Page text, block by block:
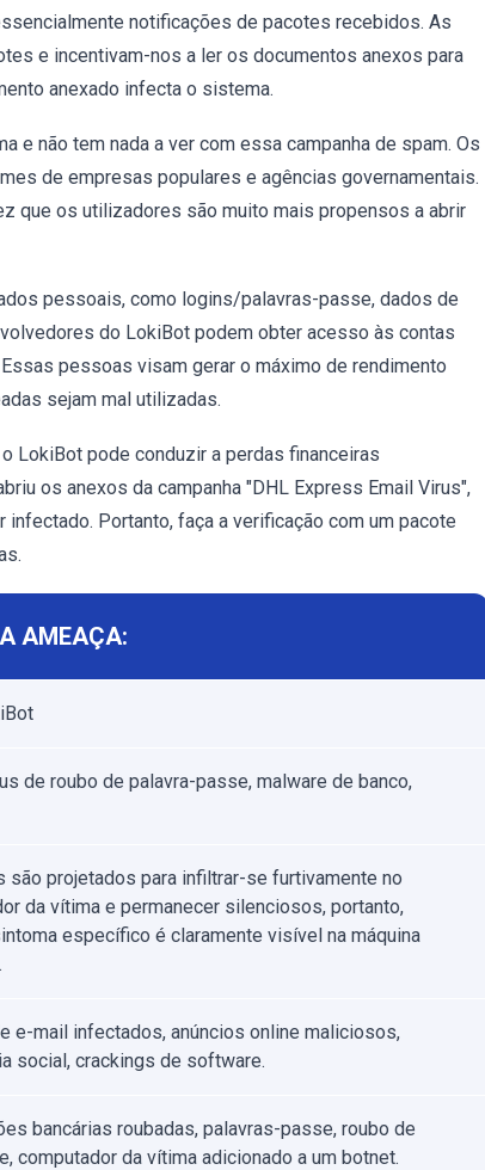
notificações de pacotes recebidos. As
e incentivam-nos a ler os documentos anexos para
anexado infecta o sistema.
e não tem nada a ver com essa campanha de spam. Os
de empresas populares e agências governamentais.
que os utilizadores são muito mais propensos a abrir
pessoais, como logins/palavras-passe, dados de
do LokiBot podem obter acesso às contas
pessoas visam gerar o máximo de rendimento
sejam mal utilizadas.
LokiBot pode conduzir a perdas financeiras
os anexos da campanha "DHL Express Email Virus",
Portanto, faça a verificação com um pacote
AMEAÇA:
de roubo de palavra-passe, malware de banco,
são projetados para infiltrar-se furtivamente no
da vítima e permanecer silenciosos, portanto,
específico é claramente visível na máquina
e-mail infectados, anúncios online maliciosos,
social, crackings de software.
bancárias roubadas, palavras-passe, roubo de
computador da vítima adicionado a um botnet.